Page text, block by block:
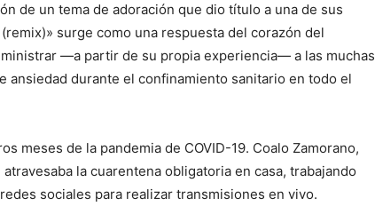
de un tema de adoración que dio título a una de sus
surge como una respuesta del corazón del
—a partir de su propia experiencia— a las muchas
ansiedad durante el confinamiento sanitario en todo el
meses de la pandemia de COVID-19. Coalo Zamorano,
la cuarentena obligatoria en casa, trabajando
sociales para realizar transmisiones en vivo.